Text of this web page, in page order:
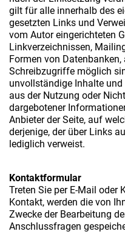
gilt für alle innerhalb des
gesetzten Links und
vom Autor eingerichteten
Linkverzeichnissen,
Formen von
Schreibzugriffe möglich
unvollständige Inhalte
aus der Nutzung oder
dargebotener
Anbieter der Seite, auf
derjenige, der über Links
lediglich verweist.
Kontaktformular
Treten Sie per E-Mail
Kontakt, werden die von
Zwecke der Bearbeitung
Anschlussfragen